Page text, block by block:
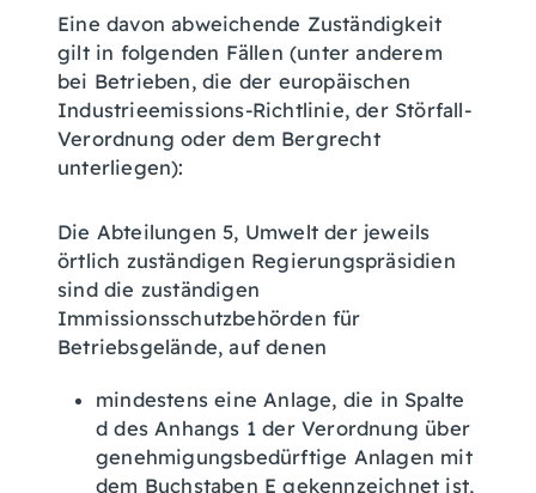
Eine davon abweichende Zuständigkeit
gilt in folgenden Fällen (unter anderem
bei Betrieben, die der europäischen
Industrieemissions-Richtlinie, der Störfall-
Verordnung oder dem Bergrecht
unterliegen):
Die Abteilungen 5, Umwelt der jeweils
örtlich zuständigen Regierungspräsidien
sind die zuständigen
Immissionsschutzbehörden für
Betriebsgelände, auf denen
mindestens eine Anlage, die in Spalte
d des Anhangs 1 der Verordnung über
genehmigungsbedürftige Anlagen mit
dem Buchstaben E gekennzeichnet ist,